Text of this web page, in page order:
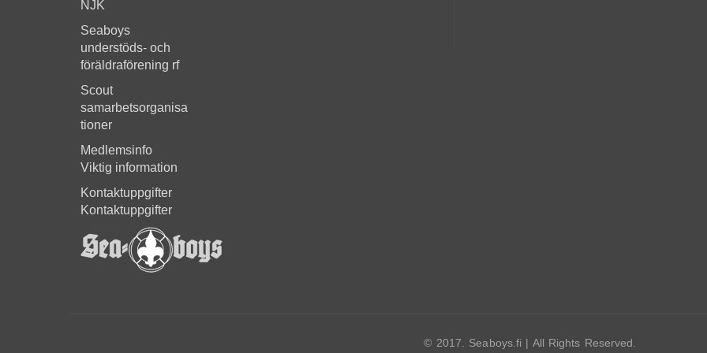
NJK
Seaboys
understöds- och
föräldraförening rf
Scout
samarbetsorganisa
tioner
Medlemsinfo
Viktig information
Kontaktuppgifter
Kontaktuppgifter
© 2017. Seaboys.fi | All Rights Reserved.